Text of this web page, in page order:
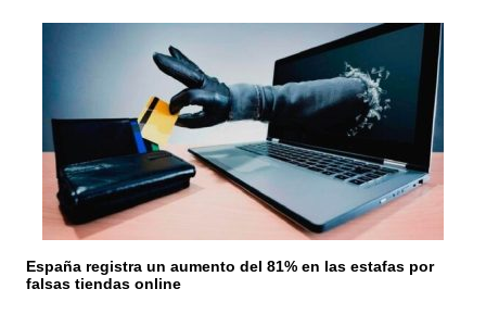
España registra un aumento del 81% en las estafas por
falsas tiendas online